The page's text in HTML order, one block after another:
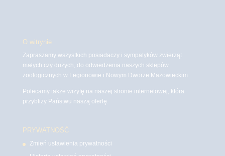
O witrynie
Zapraszamy wszystkich posiadaczy i sympatyków zwierząt
małych czy dużych, do odwiedzenia naszych sklepów
zoologicznych w Legionowie i Nowym Dworze Mazowieckim
Polecamy także wizytę na naszej stronie internetowej, która
przybliży Państwu naszą ofertę.
PRYWATNOŚĆ
Zmień ustawienia prywatności